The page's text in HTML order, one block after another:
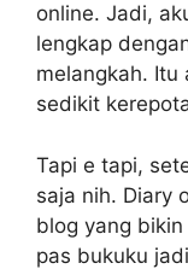
online. Jadi,
lengkap
melangkah. Itu
sedikit
Tapi e tapi,
saja nih. Diary
blog yang
pas bukuku